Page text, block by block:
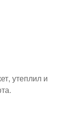
утеплил и